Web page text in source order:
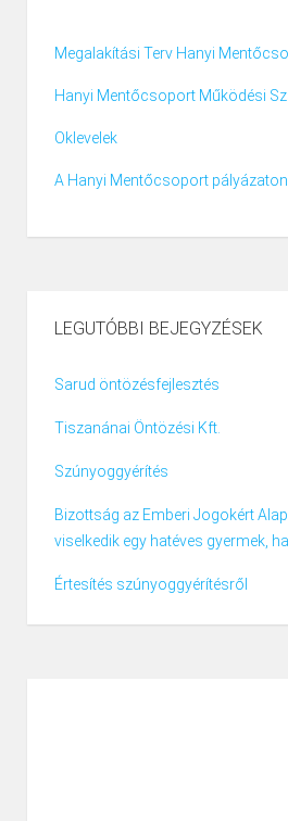
Megalakítási Terv Hanyi
Hanyi Mentőcsoport Működési
Oklevelek
A Hanyi Mentőcsoport
LEGUTÓBBI BEJEGYZÉSEK
Sarud öntözésfejlesztés
Tiszanánai Öntözési Kft.
Szúnyoggyérítés
Bizottság az Emberi Jogokért
viselkedik egy hatéves gyermek,
Értesítés szúnyoggyérítésről